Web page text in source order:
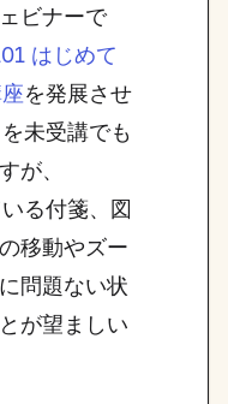
ビナーで
はじめて
を発展させ
未受講でも
が、
る付箋、図
移動やズー
問題ない状
が望ましい